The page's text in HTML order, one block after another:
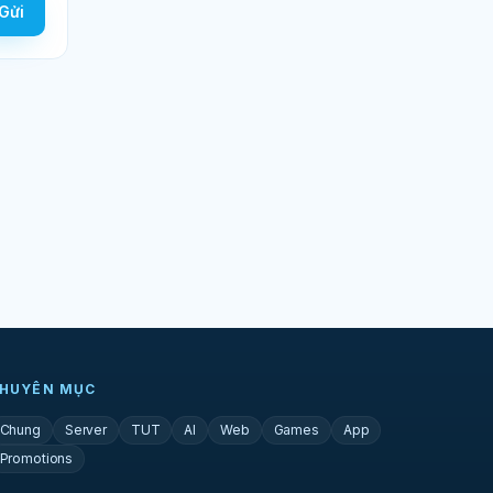
MỤC
Chung Server TUT AI Web Games
App
Promotions